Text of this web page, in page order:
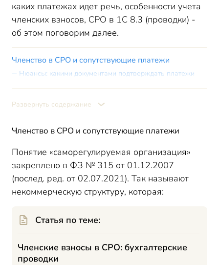
каких платежах идет речь, особенности учета
членских взносов, СРО в 1С 8.3 (проводки) -
об этом поговорим далее.
Членство в СРО и сопутствующие платежи
Нюансы: какими документами подтверждать платежи
Учет взносов и типичные проводки
Как осуществляется учет членских взносов через
1С 8.3 Бухгалтерия
заполнения
Итоги
Развернуть содержание
Членство в СРО и сопутствующие платежи
Понятие «саморегулируемая организация»
закреплено в ФЗ № 315 от 01.12.2007
(послед. ред. от 02.07.2021). Так называют
некоммерческую структуру, которая:
Статья по теме:
Членские взносы в СРО: бухгалтерские
проводки